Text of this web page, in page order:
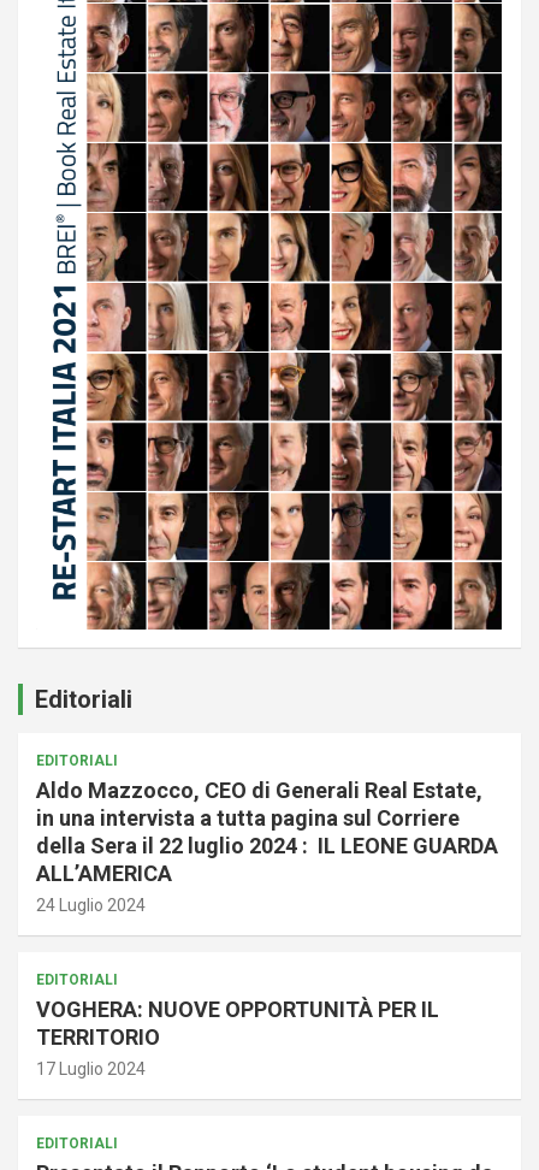
Editoriali
EDITORIALI
Aldo Mazzocco, CEO di Generali Real Estate,
in una intervista a tutta pagina sul Corriere
della Sera il 22 luglio 2024 : IL LEONE GUARDA
ALL’AMERICA
24 Luglio 2024
EDITORIALI
VOGHERA: NUOVE OPPORTUNITÀ PER IL
TERRITORIO
17 Luglio 2024
EDITORIALI